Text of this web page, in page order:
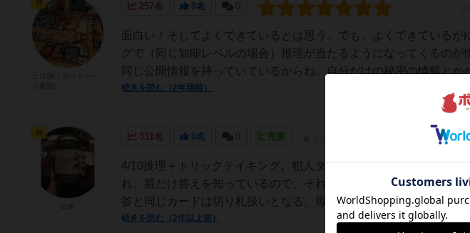
257名 0名 0
面白い！そしてよくできているとは思う。でも、よくできている
グで（同じ知能レベルの場合）推理が当たるようになってくるのが
同じ公開情報を持っていているからね。自分だけの秘密の情報とか
続きを読む（2年弱前）
331名 0名 0 充実 レーティングが非公開に設定されたユーザー
4/10推理＋トリックテイキング。犯人タイル４種類と凶器タイル
れ、親だけ答えを知っているので、それを当てるゲーム。トリック
答と同じカードは切り札扱いとなる。毎回、どのカードが勝利する
続きを読む（2年以上前）